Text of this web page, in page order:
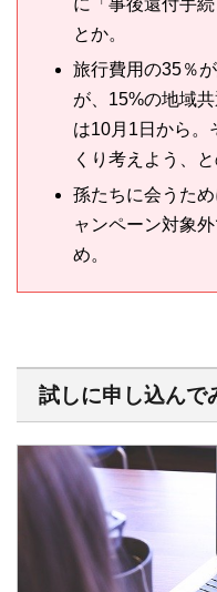
に「事後還付手
とか。
旅行費用の35％
が、15%の地域
は10月1日から。
くり考えよう、
孫たちに会うた
ャンペーン対象
め。
試しに申し込ん